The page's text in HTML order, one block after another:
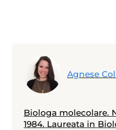
Agnese
Biologa molecolare.
1984. Laureata in